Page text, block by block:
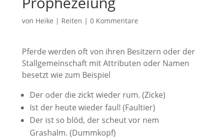
von Heike | Reiten | 0 Kommentare
Pferde werden oft von ihren Besitzern oder der
Stallgemeinschaft mit Attributen oder Namen
besetzt wie zum Beispiel
Der oder die zickt wieder rum. (Zicke)
Ist der heute wieder faul! (Faultier)
Der ist so blöd, der scheut vor nem
Grashalm. (Dummkopf)